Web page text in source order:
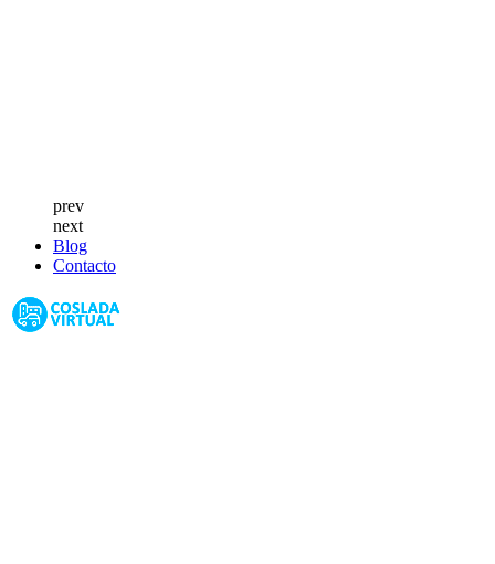
prev
next
Blog
Contacto